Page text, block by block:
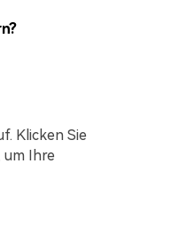
Klicken Sie
um Ihre